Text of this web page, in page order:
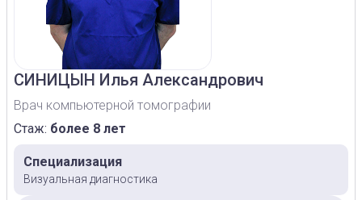
СИНИЦЫН Илья Александрович
Врач компьютерной томографии
Стаж: более 8 лет
Специализация
Визуальная диагностика